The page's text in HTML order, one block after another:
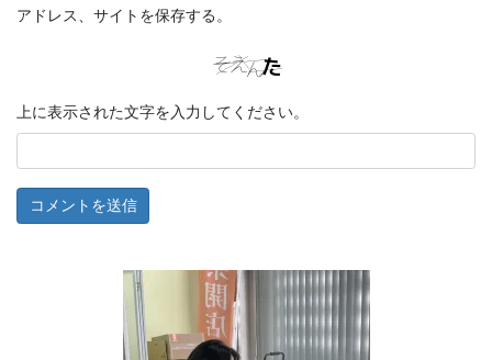
アドレス、サイトを保存する。
上に表示された文字を入力してください。